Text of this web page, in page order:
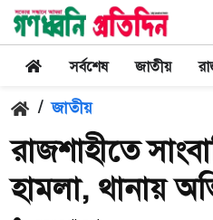
সর্বশেষ জাতীয়
/ জাতীয়
রাজশাহীতে
হামলা, থানায়